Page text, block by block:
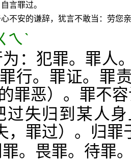
言罪过。
不安的谦辞，犹言不敢当：劳您
ㄟˋ
：犯罪。罪人
行。罪证。罪
罪恶）。罪不
失归到某人
，罪过）。归罪
。畏罪。待罪